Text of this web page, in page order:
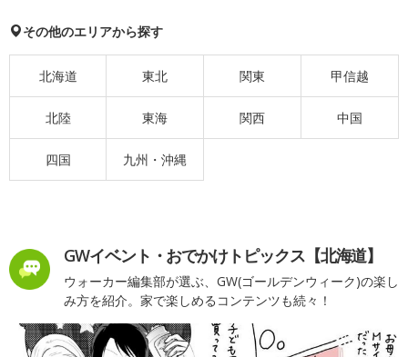
その他のエリアから探す
北海道 東北 関東 甲信越
北陸 東海 関西 中国
四国 九州・沖縄
GWイベント・おでかけトピックス【北海道】
ウォーカー編集部が選ぶ、GW(ゴールデンウィーク)の楽し
み方を紹介。家で楽しめるコンテンツも続々！